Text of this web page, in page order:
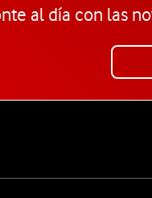
al día con las